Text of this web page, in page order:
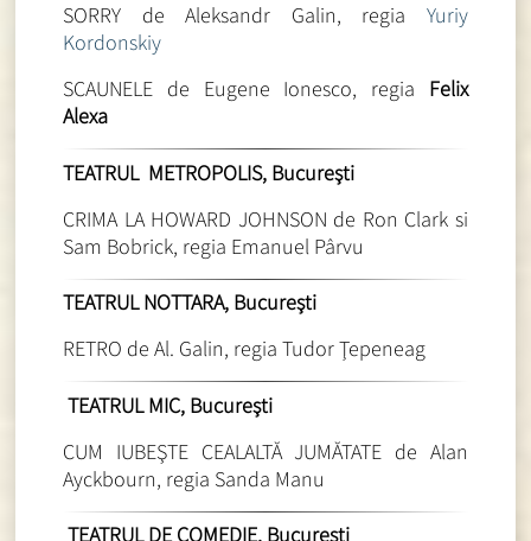
SORRY de Aleksandr Galin, regia Yuriy
Kordonskiy
SCAUNELE de Eugene Ionesco, regia Felix
Alexa
TEATRUL METROPOLIS, Bucureşti
CRIMA LA HOWARD JOHNSON de Ron Clark si
Sam Bobrick, regia Emanuel Pârvu
TEATRUL NOTTARA, Bucureşti
RETRO de Al. Galin, regia Tudor Ţepeneag
TEATRUL MIC, Bucureşti
CUM IUBEŞTE CEALALTĂ JUMĂTATE de Alan
Ayckbourn, regia Sanda Manu
TEATRUL DE COMEDIE, Bucureşti